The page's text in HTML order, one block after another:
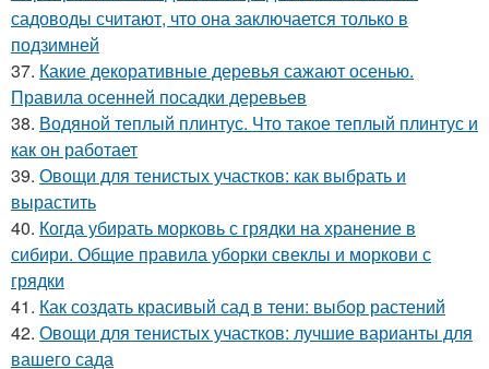
садоводы считают, что она заключается только в
подзимней
37. Какие декоративные деревья сажают осенью.
Правила осенней посадки деревьев
38. Водяной теплый плинтус. Что такое теплый плинтус и
как он работает
39. Овощи для тенистых участков: как выбрать и
вырастить
40. Когда убирать морковь с грядки на хранение в
сибири. Общие правила уборки свеклы и моркови с
грядки
41. Как создать красивый сад в тени: выбор растений
42. Овощи для тенистых участков: лучшие варианты для
вашего сада